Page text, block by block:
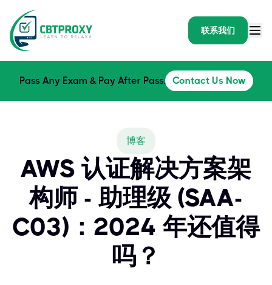
联系我们
Pass Any Exam & Pay After Pass. Contact Us Now
博客
AWS 认证解决方案架
构师 - 助理级 (SAA-
C03)：2024 年还值得
吗？